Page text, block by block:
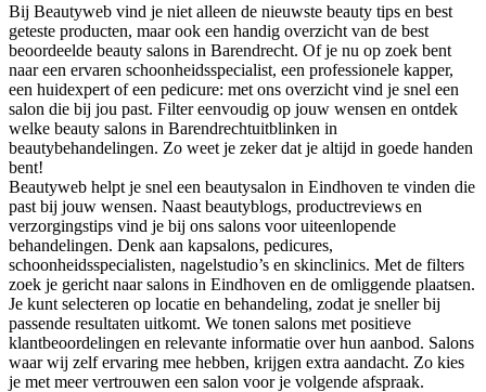
Bij Beautyweb vind je niet alleen de nieuwste beauty tips en best
geteste producten, maar ook een handig overzicht van de best
beoordeelde beauty salons in Barendrecht. Of je nu op zoek bent
naar een ervaren schoonheidsspecialist, een professionele kapper,
een huidexpert of een pedicure: met ons overzicht vind je snel een
salon die bij jou past. Filter eenvoudig op jouw wensen en ontdek
welke beauty salons in Barendrechtuitblinken in
beautybehandelingen. Zo weet je zeker dat je altijd in goede handen
bent!
Beautyweb helpt je snel een beautysalon in Eindhoven te vinden die
past bij jouw wensen. Naast beautyblogs, productreviews en
verzorgingstips vind je bij ons salons voor uiteenlopende
behandelingen. Denk aan kapsalons, pedicures,
schoonheidsspecialisten, nagelstudio’s en skinclinics. Met de filters
zoek je gericht naar salons in Eindhoven en de omliggende plaatsen.
Je kunt selecteren op locatie en behandeling, zodat je sneller bij
passende resultaten uitkomt. We tonen salons met positieve
klantbeoordelingen en relevante informatie over hun aanbod. Salons
waar wij zelf ervaring mee hebben, krijgen extra aandacht. Zo kies
je met meer vertrouwen een salon voor je volgende afspraak.